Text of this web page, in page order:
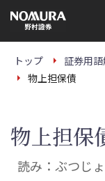
の
ー
トップ 証券用
物上担保債
物上担保
読み：ぶつじ